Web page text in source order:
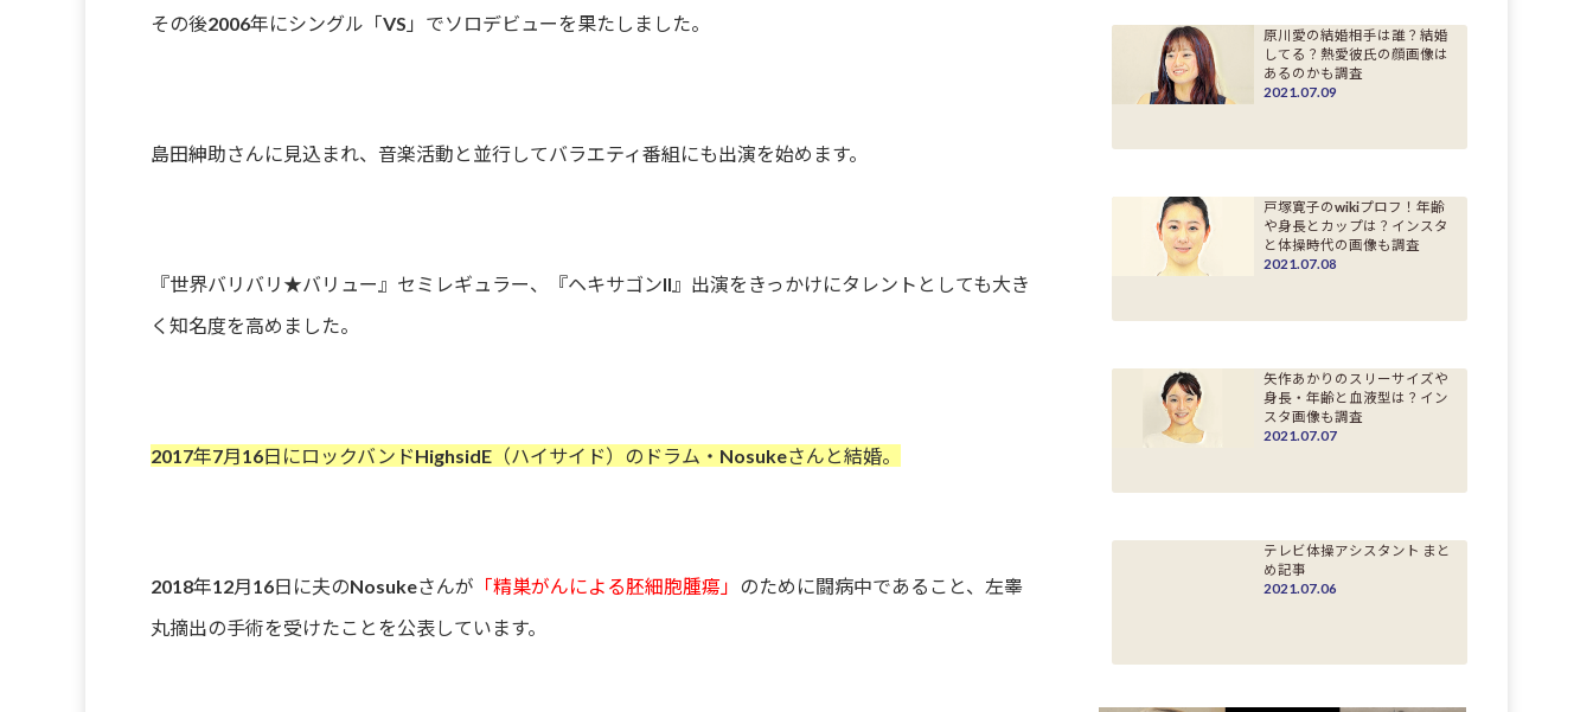
その後2006年にシングル「VS」でソロデビューを果たしました。
島田紳助さんに見込まれ、音楽活動と並行してバラエティ番組にも出演を始めます。
『世界バリバリ★バリュー』セミレギュラー、『ヘキサゴンII』出演をきっかけにタレントとしても大き
く知名度を高めました。
2017年7月16日にロックバンドHighsidE（ハイサイド）のドラム・Nosukeさんと結婚。
2018年12月16日に夫のNosukeさんが 「精巣がんによる胚細胞腫瘍」 のために闘病中であること、左睾
丸摘出の手術を受けたことを公表しています。
原川愛の結婚相手は誰？結婚
してる？熱愛彼氏の顔画像は
あるのかも調査
2021.07.09
戸塚寛子のwikiプロフ！年齢
や身長とカップは？インスタ
と体操時代の画像も調査
2021.07.08
矢作あかりのスリーサイズや
身長・年齢と血液型は？イン
スタ画像も調査
2021.07.07
テレビ体操アシスタント まと
め記事
2021.07.06